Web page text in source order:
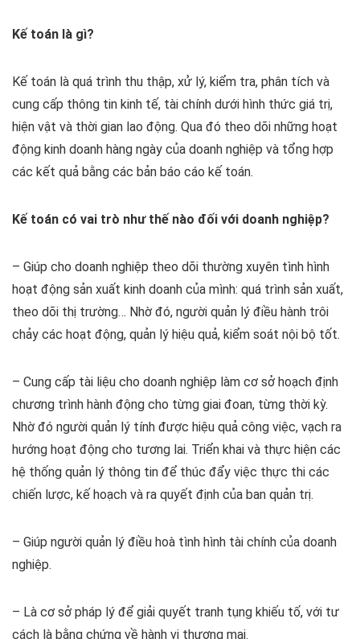
Kế toán là gì?
Kế toán là quá trình thu thập, xử lý, kiểm tra, phân tích và
cung cấp thông tin kinh tế, tài chính dưới hình thức giá trị,
hiện vật và thời gian lao động. Qua đó theo dõi những hoạt
động kinh doanh hàng ngày của doanh nghiệp và tổng hợp
các kết quả bằng các bản báo cáo kế toán.
Kế toán có vai trò như thế nào đối với doanh nghiệp?
– Giúp cho doanh nghiệp theo dõi thường xuyên tình hình
hoạt động sản xuất kinh doanh của mình: quá trình sản xuất,
theo dõi thị trường… Nhờ đó, người quản lý điều hành trôi
chảy các hoạt động, quản lý hiệu quả, kiểm soát nội bộ tốt.
– Cung cấp tài liệu cho doanh nghiệp làm cơ sở hoạch định
chương trình hành động cho từng giai đoan, từng thời kỳ.
Nhờ đó người quản lý tính được hiệu quả công việc, vạch ra
hướng hoạt động cho tương lai. Triển khai và thực hiện các
hệ thống quản lý thông tin để thúc đẩy việc thực thi các
chiến lược, kế hoạch và ra quyết định của ban quản trị.
– Giúp người quản lý điều hoà tình hình tài chính của doanh
nghiệp.
– Là cơ sở pháp lý để giải quyết tranh tụng khiếu tố, với tư
cách là bằng chứng về hành vi thương mại.